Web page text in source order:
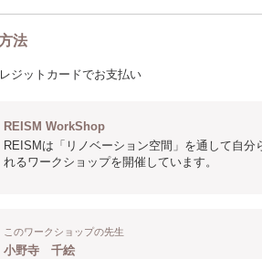
法
ジットカードでお支払い
REISM WorkShop
REISMは「リノベーション空間」を通して自
れるワークショップを開催しています。
このワークショップの先生
小野寺 千絵